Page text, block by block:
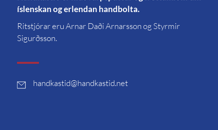
íslenskan og erlendan handbolta.
Ritstjórar eru Arnar Daði Arnarsson og Styrmir
Sigurðsson.
handkastid@handkastid.net